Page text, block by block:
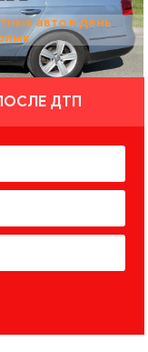
авто в день
ДТП